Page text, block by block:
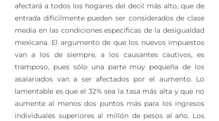
afectará a todos los hogares del decil más alto, que de
entrada difícilmente pueden ser considerados de clase
media en las condiciones específicas de la desigualdad
mexicana. El argumento de que los nuevos impuestos
van a los de siempre, a los causantes cautivos, es
tramposo, pues sólo una parte muy pequeña de los
asalariados van a ser afectados por el aumento. Lo
lamentable es que el 32% sea la tasa más alta y que no
aumente al menos dos puntos más para los ingresos
individuales superiores al millón de pesos al año. Los